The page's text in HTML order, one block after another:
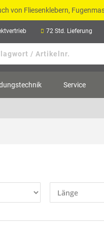
von Fliesenklebern,
72 Std. Lieferung
Service